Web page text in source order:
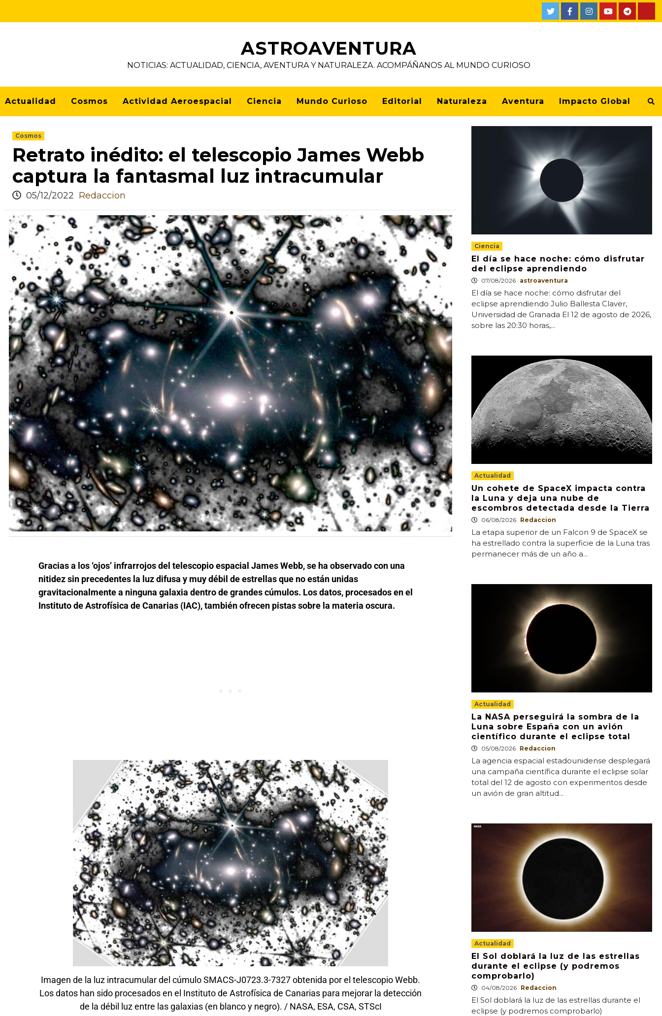
ASTROAVENTURA
NOTICIAS: ACTUALIDAD, CIENCIA, AVENTURA Y NATURALEZA. ACOMPÁÑANOS AL MUNDO CURIOSO
Actualidad Cosmos Actividad Aeroespacial Ciencia Mundo Curioso Editorial Naturaleza Aventura Impacto Global
Cosmos
Retrato inédito: el telescopio James Webb
captura la fantasmal luz intracumular
05/12/2022 Redaccion
Gracias a los ‘ojos’ infrarrojos del telescopio espacial James Webb, se ha observado con una
nitidez sin precedentes la luz difusa y muy débil de estrellas que no están unidas
gravitacionalmente a ninguna galaxia dentro de grandes cúmulos. Los datos, procesados en el
Instituto de Astrofísica de Canarias (IAC), también ofrecen pistas sobre la materia oscura.
Imagen de la luz intracumular del cúmulo SMACS-J0723.3-7327 obtenida por el telescopio Webb.
Los datos han sido procesados en el Instituto de Astrofísica de Canarias para mejorar la detección
de la débil luz entre las galaxias (en blanco y negro). / NASA, ESA, CSA, STScI
Ciencia
El día se hace noche: cómo disfrutar
del eclipse aprendiendo
07/08/2026 astroaventura
El día se hace noche: cómo disfrutar del
eclipse aprendiendo Julio Ballesta Claver,
Universidad de Granada El 12 de agosto de 2026,
sobre las 20:30 horas,...
Actualidad
Un cohete de SpaceX impacta contra
la Luna y deja una nube de
escombros detectada desde la Tierra
06/08/2026 Redaccion
La etapa superior de un Falcon 9 de SpaceX se
ha estrellado contra la superficie de la Luna tras
permanecer más de un año a...
Actualidad
La NASA perseguirá la sombra de la
Luna sobre España con un avión
científico durante el eclipse total
05/08/2026 Redaccion
La agencia espacial estadounidense desplegará
una campaña científica durante el eclipse solar
total del 12 de agosto con experimentos desde
un avión de gran altitud...
Actualidad
El Sol doblará la luz de las estrellas
durante el eclipse (y podremos
comprobarlo)
04/08/2026 Redaccion
El Sol doblará la luz de las estrellas durante el
eclipse (y podremos comprobarlo)